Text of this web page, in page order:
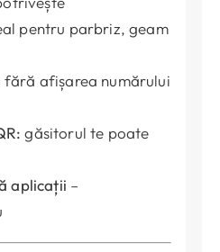
pentru parbriz, geam
fără afișarea numărului
găsitorul te poate
aplicații –